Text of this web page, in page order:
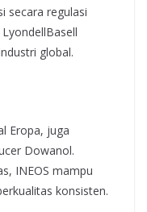
secara regulasi
global.
Eropa, juga
Dowanol.
INEOS mampu
konsisten.